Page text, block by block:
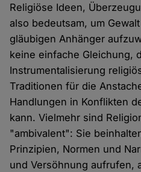
Religiöse Ideen,
also bedeutsam, um
gläubigen Anhänger
keine einfache Gleichung,
Instrumentalisierung
Traditionen für die
Handlungen in Konflikten
kann. Vielmehr sind
"ambivalent": Sie
Prinzipien, Normen und
und Versöhnung aufrufen,